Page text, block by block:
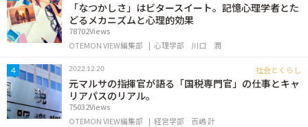
「なつかしさ」はビタースイート。記憶心理学者とた
どるメカニズムと心理的効果
78702Views
OTEMON VIEW編集部
心理学部 川口 潤
4 2022.12.20 社会とくらし
元マルサの指揮官が語る「国税専門官」の仕事とキャ
リアパスのリアル。
75032Views
OTEMON VIEW編集部
経営学部 百嶋 計